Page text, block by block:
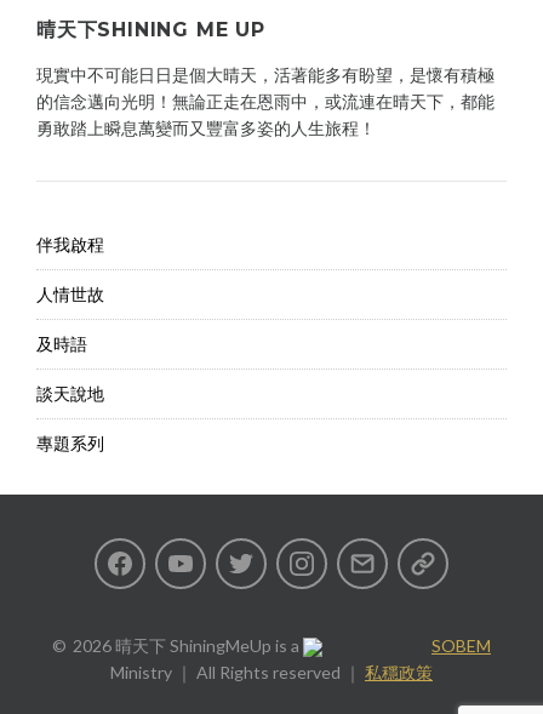
晴天下SHINING ME UP
現實中不可能日日是個大晴天，活著能多有盼望，是懷有積極
的信念邁向光明！無論正走在恩雨中，或流連在晴天下，都能
勇敢踏上瞬息萬變而又豐富多姿的人生旅程！
伴我啟程
人情世故
及時語
談天說地
專題系列
FacebookYoutubeTwitter InstagramEmail 私
政
2026 晴天下 ShiningMeUp is a
SOBEM
Ministry ｜ All Rights reserved ｜ 私穩政策